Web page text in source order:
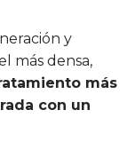
y
más densa,
más
con un